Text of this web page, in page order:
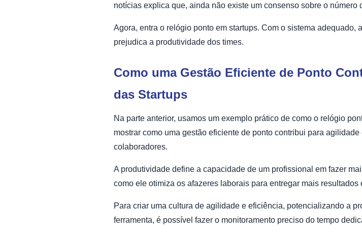
notícias explica que, ainda não existe um consenso sobre o
Agora, entra o relógio ponto em startups. Com o sistema
prejudica a produtividade dos times.
Como uma Gestão Eficiente de Ponto
das Startups
Na parte anterior, usamos um exemplo prático de como o relógio
mostrar como uma gestão eficiente de ponto contribui para
colaboradores.
A produtividade define a capacidade de um profissional em fazer
como ele otimiza os afazeres laborais para entregar mais resultados
Para criar uma cultura de agilidade e eficiência, potencializando a
ferramenta, é possível fazer o monitoramento preciso do tempo